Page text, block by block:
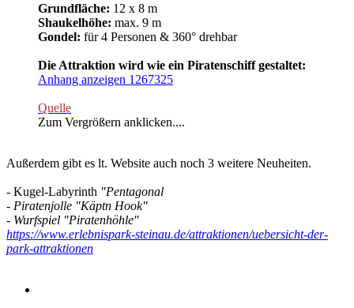
Grundfläche: 12 x 8 m
Shaukelhöhe: max. 9 m
Gondel: für 4 Personen & 360° drehbar
Die Attraktion wird wie ein Piratenschiff gestaltet:
Anhang anzeigen 1267325
Quelle
Zum Vergrößern anklicken....
Außerdem gibt es lt. Website auch noch 3 weitere Neuheiten.
- Kugel-Labyrinth "Pentagonal
- Piratenjolle "Käptn Hook"
- Wurfspiel "Piratenhöhle"
https://www.erlebnispark-steinau.de/attraktionen/uebersicht-der-
park-attraktionen